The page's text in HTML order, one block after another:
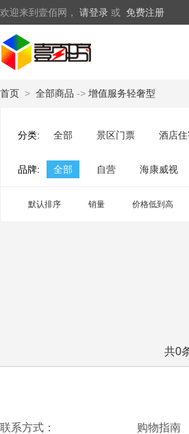
欢迎来到壹佰网， 请登录 或 免费注册
首页 > 全部商品 -> 增值服务轻奢型
分类: 全部 景区门票 酒店
品牌: 全部 自营 海康威视
默认排序 销量 价格低到高
共0
联系方式：
购物指南